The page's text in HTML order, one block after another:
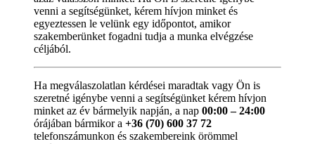
venni a segítségünket, kérem hívjon minket és
egyeztessen le velünk egy időpontot, amikor
szakemberünket fogadni tudja a munka elvégzése
céljából.
Ha megválaszolatlan kérdései maradtak vagy Ön is
szeretné igénybe venni a segítségünket kérem hívjon
minket az év bármelyik napján, a nap 00:00 – 24:00
órájában bármikor a +36 (70) 600 37 72
telefonszámunkon és szakembereink örömmel